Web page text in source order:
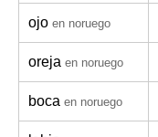
ojo en noruego
oreja en noruego
boca en noruego